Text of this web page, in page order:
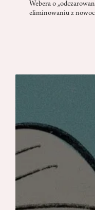
Webera o
eliminowaniu z